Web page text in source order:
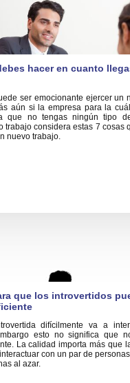
hacer en cuanto
ser emocionante ejercer un
aún si la empresa para la
que no tengas ningún tipo
trabajo considera estas 7 cosas
nuevo trabajo.
que los introvertidos
difícilmente va a
esto no significa que
La calidad importa más que
con un par de
al azar.